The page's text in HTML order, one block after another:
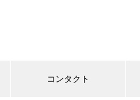
コンタクト